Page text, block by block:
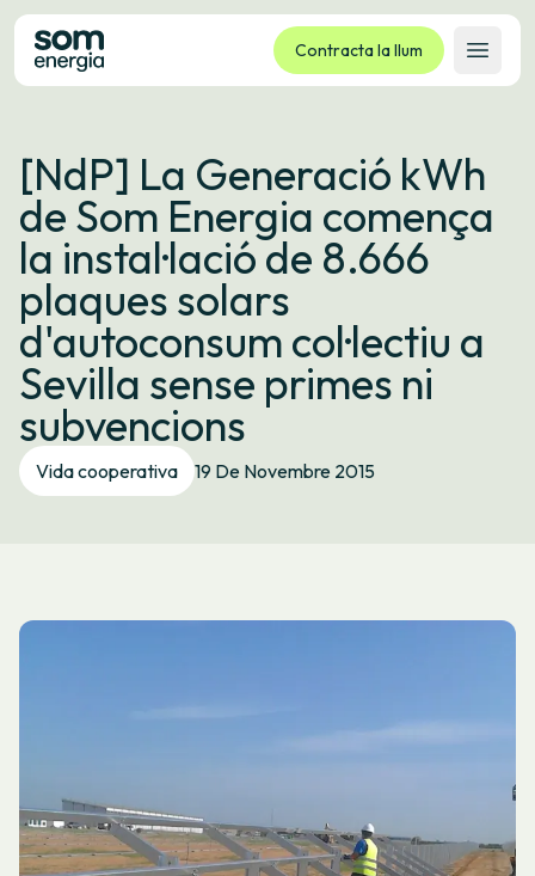
Contracta la llum
Obrir
Tarifes
Serveis
Empreses
La cooperativa
Contacte
Tràmits
Oficina virtual
Idioma: ES CA GL EU
[NdP] La Generació kWh
de Som Energia comença
la instal·lació de 8.666
plaques solars
d'autoconsum col·lectiu a
Sevilla sense primes ni
subvencions
Vida cooperativa 19 De Novembre 2015